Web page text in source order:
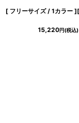
15,220円(税込)